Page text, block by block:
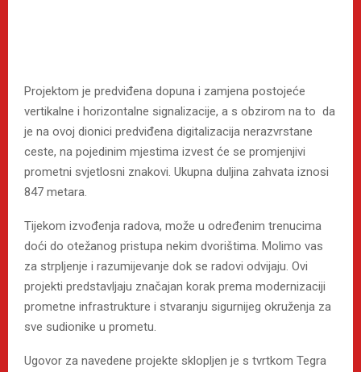
Projektom je predviđena dopuna i zamjena postojeće
vertikalne i horizontalne signalizacije, a s obzirom na to da
je na ovoj dionici predviđena digitalizacija nerazvrstane
ceste, na pojedinim mjestima izvest će se promjenjivi
prometni svjetlosni znakovi. Ukupna duljina zahvata iznosi
847 metara.
Tijekom izvođenja radova, može u određenim trenucima
doći do otežanog pristupa nekim dvorištima. Molimo vas
za strpljenje i razumijevanje dok se radovi odvijaju. Ovi
projekti predstavljaju značajan korak prema modernizaciji
prometne infrastrukture i stvaranju sigurnijeg okruženja za
sve sudionike u prometu.
Ugovor za navedene projekte sklopljen je s tvrtkom Tegra